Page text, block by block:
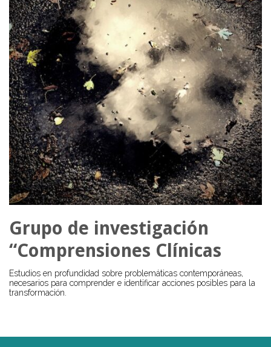
Grupo de investigación
“Comprensiones Clínicas
Estudios en profundidad sobre problemáticas contemporáneas,
necesarios para comprender e identificar acciones posibles para la
transformación.